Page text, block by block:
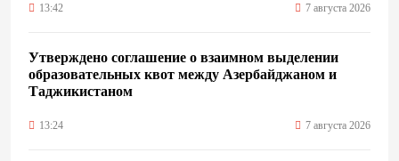
13:42 7 августа 2026
Утверждено соглашение о взаимном выделении
образовательных квот между Азербайджаном и
Таджикистаном
13:24 7 августа 2026